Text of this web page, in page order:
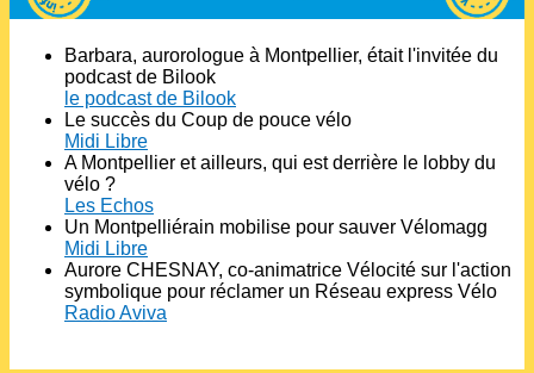
Barbara, aurorologue à Montpellier, était l'invitée du
podcast de Bilook
le podcast de Bilook
Le succès du Coup de pouce vélo
Midi Libre
A Montpellier et ailleurs, qui est derrière le lobby du
vélo ?
Les Echos
Un Montpelliérain mobilise pour sauver Vélomagg
Midi Libre
Aurore CHESNAY, co-animatrice Vélocité sur l'action
symbolique pour réclamer un Réseau express Vélo
Radio Aviva